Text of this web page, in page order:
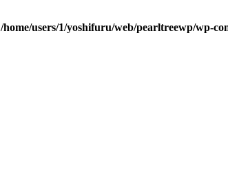
/home/users/1/yoshifuru/web/pearltreewp/wp-